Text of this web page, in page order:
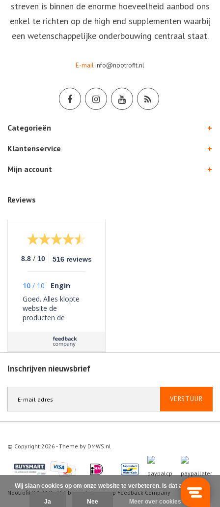
streven is binnen de enorme hoeveelheid aanbod ons
enkel te richten op de high end supplementen waarbij
een wetenschappelijke onderbouwing centraal staat.
E-mailinfo@nootrofit.nl
Categorieën
Klantenservice
Mijn account
Reviews
8.8 / 10 516 reviews
10 / 10
Engin
Goed. Alles klopte
website de
producten de
problemen ervaren.
Inschrijven nieuwsbrief
VERSTUUR
© Copyright 2026 - Theme by DMWS.nl
Nootrofit 9.1 / 10 363 beoordelingen op Feedback Company
Wij slaan cookies op om onze website te verbeteren. Is dat akkoord?
Ja Nee Meer over cookies »